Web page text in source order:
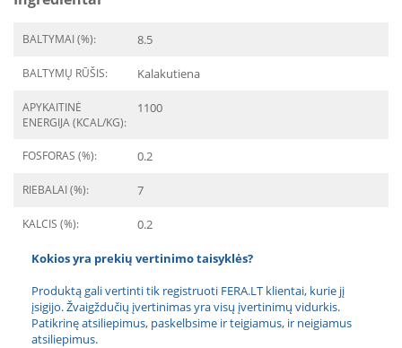
BALTYMAI (%): 8.5
BALTYMŲ RŪŠIS: Kalakutiena
APYKAITINĖ
ENERGIJA (KCAL/KG):
1100
FOSFORAS (%): 0.2
RIEBALAI (%): 7
KALCIS (%): 0.2
Kokios yra prekių vertinimo taisyklės?
Produktą gali vertinti tik registruoti FERA.LT klientai, kurie jį
įsigijo. Žvaigždučių įvertinimas yra visų įvertinimų vidurkis.
Patikrinę atsiliepimus, paskelbsime ir teigiamus, ir neigiamus
atsiliepimus.